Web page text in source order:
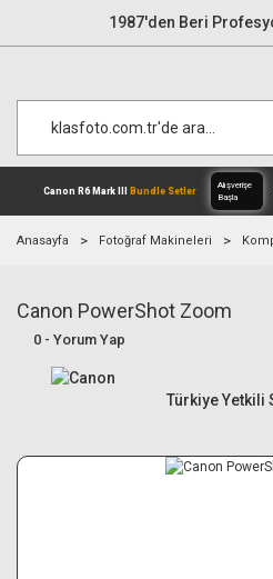
1987'den Beri
Canon R6 Mark IIIBundle
Anasayfa Fotoğraf Makineleri
Canon PowerShot Zoom
0 - Yorum Yap
Türkiye Yetkili